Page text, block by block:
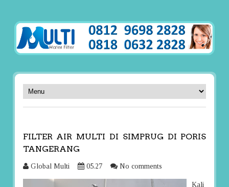
FILTER AIR MULTI DI SIMPRUG DI PORIS
TANGERANG
Global Multi 05.27 No comments
Kali